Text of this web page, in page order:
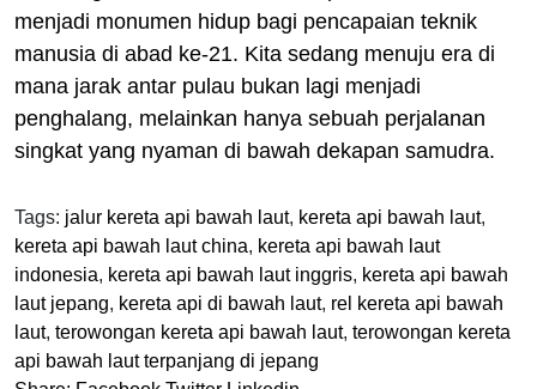
menjadi monumen hidup bagi pencapaian teknik
manusia di abad ke-21. Kita sedang menuju era di
mana jarak antar pulau bukan lagi menjadi
penghalang, melainkan hanya sebuah perjalanan
singkat yang nyaman di bawah dekapan samudra.
Tags: jalur kereta api bawah laut, kereta api bawah laut,
kereta api bawah laut china, kereta api bawah laut
indonesia, kereta api bawah laut inggris, kereta api bawah
laut jepang, kereta api di bawah laut, rel kereta api bawah
laut, terowongan kereta api bawah laut, terowongan kereta
api bawah laut terpanjang di jepang